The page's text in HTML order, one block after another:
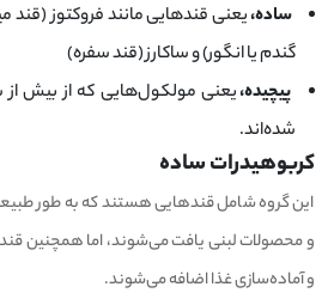
ساده،یعنی قندهایی مانند فروکتوز (قند
گندم یا انگور) و ساکارز (قند سفره)
پیچیده،یعنی مولکول‌هایی که از بیش
شده‌اند.
کربوهیدرات ساده
این گروه شامل قندهایی هستند که به طور
و محصولات لبنی یافت می‌شوند، اما همچنین
و آماده‌سازی غذا اضافه می‌شوند.